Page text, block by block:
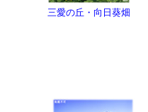
三愛の丘・向日葵畑